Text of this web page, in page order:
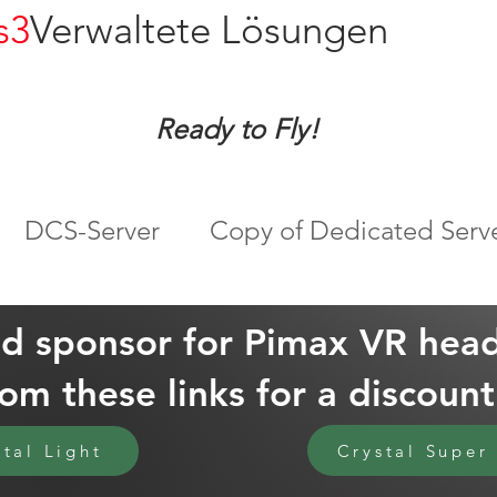
Verwaltete Lösungen
Ready to Fly!
DCS-Server Copy of Dedicated
sponsor for Pimax VR
these links for a
Light Crystal Super